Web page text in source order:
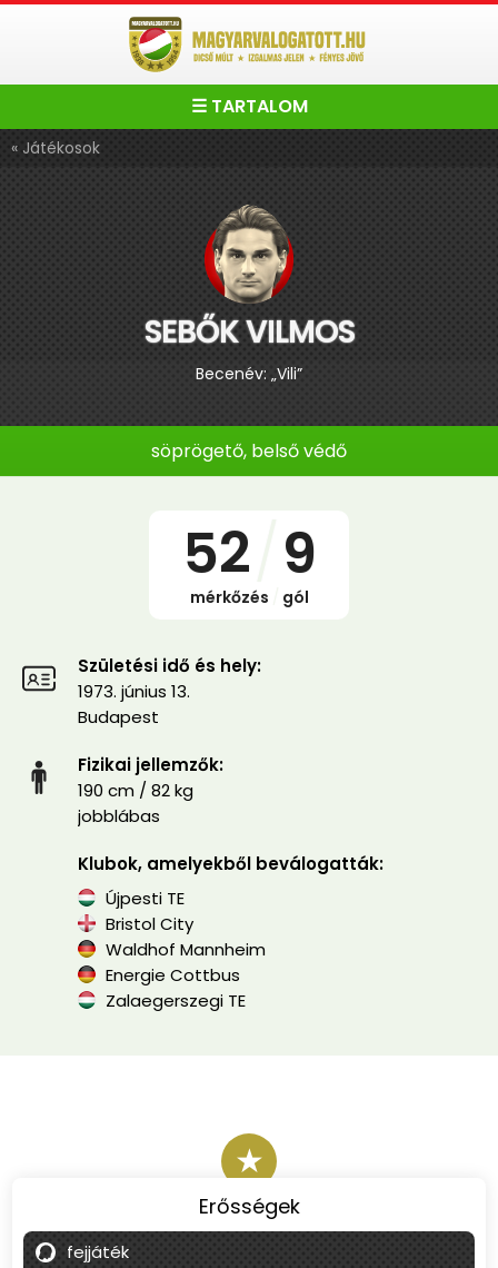
☰ TARTALOM
« Játékosok
SEBŐK VILMOS
Becenév: „Vili”
söprögető, belső védő
52 9
mérkőzés gól
Születési idő és hely:
1973. június 13.
Budapest
Fizikai jellemzők:
190 cm / 82 kg
jobblábas
Klubok, amelyekből beválogatták:
Újpesti TE
Bristol City
Waldhof Mannheim
Energie Cottbus
Zalaegerszegi TE
★
Erősségek
fejjáték